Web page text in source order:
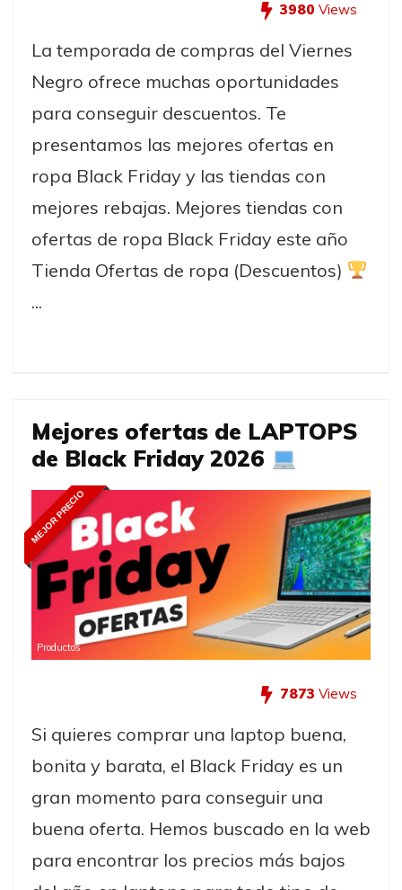
3980 Views
La temporada de compras del Viernes
Negro ofrece muchas oportunidades
para conseguir descuentos. Te
presentamos las mejores ofertas en
ropa Black Friday y las tiendas con
mejores rebajas. Mejores tiendas con
ofertas de ropa Black Friday este año
Tienda Ofertas de ropa (Descuentos)
...
Mejores ofertas de LAPTOPS
de Black Friday 2026
MEJOR PRECIO
Productos
7873 Views
Si quieres comprar una laptop buena,
bonita y barata, el Black Friday es un
gran momento para conseguir una
buena oferta. Hemos buscado en la web
para encontrar los precios más bajos